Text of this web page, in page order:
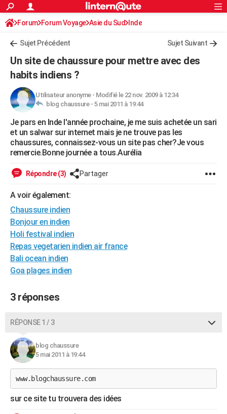
ACTUALITÉS
Politique
Société
Faits Divers
Education
Monde
Villes
+
Programme TV
TNTStreaming
Cinéma
Sorties cinéma
Musique
+FINANCE
Retraite
Impôts
Epargne
Immobilier
Risques naturels par ville
Banque
Assurance
Crédit
AUTO
Essais
Réserver un essai
Citadines
Berlines
SUV
Forum auto
HIGH-TECH
Mobiles
Meilleur smartphone
Internet
Ordinateurs
Jeux vidéo
Guide high-tech
+BRICOLAGE
Forum
Aménagement intérieur
Extérieur
Cuisine
Salle de bains
Jardinage
Rangement
WEEK-END
Guides de France
Escapades
Patrimoine
Expositions
Musées
Week-end nature
LIFESTYLE
Art de vivre
Bien-être
Loisirs
Mode
Modes de vie
SANTE
Alimentation
Guide de la santé
Maladies
Médicaments
Sommeil
VOYAGE
Destinations
City break
Voyage nature
Voyage de noces
Forum
Climat
+PHOTO
GUIDES D'ACHAT
CARTE DE VOEUX
Carte de Noël
Carte Bonne année
Carte Saint-Valentin
Carte Pâques
Carte d'anniversaire
DICTIONNAIRE
Dictionnaire
Biographies
Citations
Expressions
Proverbes
PROGRAMME TV
COPAINS D'AVANT
S'inscrire
Se connecter
Lycées
Collèges
Primaires
Universités
Entreprises
Service militaire
Avis de recherche
AVIS DE DÉCÈS
FORUM
S'inscrire
Connexion
Forum Forum Voyage Asie du Sud Inde
Sujet Précédent Sujet Suivant
Un site de chaussure pour mettre avec des
habits indiens ?
Utilisateur anonyme- Modifié le 22 nov. 2009 à 12:34
blog chaussure - 5 mai 2011 à 19:44
Je pars en Inde l'année prochaine, je me suis achetée un sari
et un salwar sur internet mais je ne trouve pas les
chaussures, connaissez-vous un site pas cher?Je vous
remercie.Bonne journée a tous.Aurélia
Répondre (3) Partager
A voir également:
Chaussure indien
Bonjour en indien
Holi festival indien
Repas vegetarien indien air france
Bali ocean indien
Goa plages indien
3 réponses
RÉPONSE 1 / 3
blog chaussure
5 mai 2011 à 19:44
www.blogchaussure.com
sur ce site tu trouvera des idées